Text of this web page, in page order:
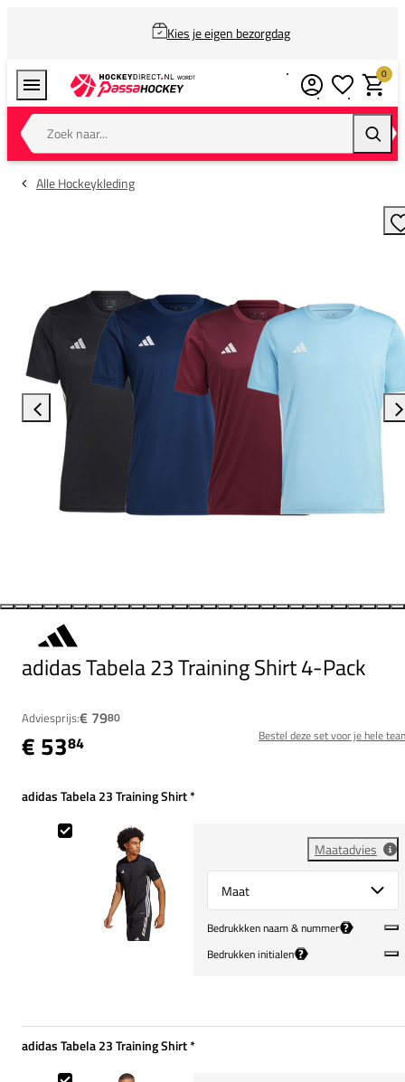
Kies je eigen bezorgdag
Zoek naar...
0
Alle Hockeykleding
adidas Tabela 23 Training Shirt 4-Pack
Adviesprijs:€ 7980
€ 5384 Bestel deze set voor je hele
adidas Tabela 23 Training Shirt*
Maatadvies
Select {option} for {name}
Bedrukkken naam & nummer ?
Bedrukken initialen ?
adidas Tabela 23 Training Shirt
adidas Tabela 23 Training Shirt*
adidas Tabela 23 Training Shirt